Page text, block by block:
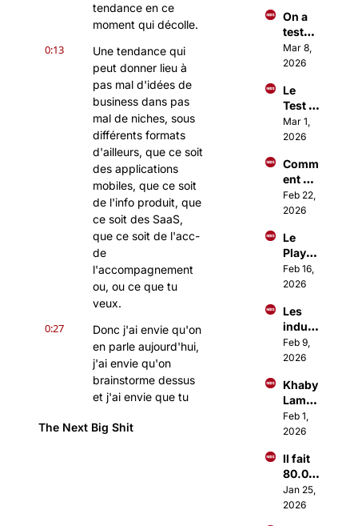
tendance en ce
moment qui décolle.
0:13
Une tendance qui
peut donner lieu à
pas mal d'idées de
business dans pas
mal de niches, sous
différents formats
d'ailleurs, que ce soit
des applications
mobiles, que ce soit
de l'info produit, que
ce soit des SaaS,
que ce soit de l'acc-
de
l'accompagnement
ou, ou ce que tu
veux.
0:27
Donc j'ai envie qu'on
en parle aujourd'hui,
j'ai envie qu'on
brainstorme dessus
et j'ai envie que tu
fourre totalement le
The Next Big Shit
à une
applic
ation
On a
testé
Open
Claw
totale
ment
fou)
Mar 8,
2026
Le
Test
Sangu
in
tout
Paris
parle
Mar 1,
2026
Comm
ent
Investi
r
e les
1% ?
Feb 22,
2026
Le
Playb
ook
d'Ous
Amma
r pour
lancer
des
ess à
+1M€
Feb 16,
2026
Les
indust
ries
qui
décoll
er en
2026
Feb 9,
2026
Khaby
Lame
vend
sa
1Mds$
Feb 1,
2026
Il fait
80.00
0€/mo
is en
Jan 25,
2026